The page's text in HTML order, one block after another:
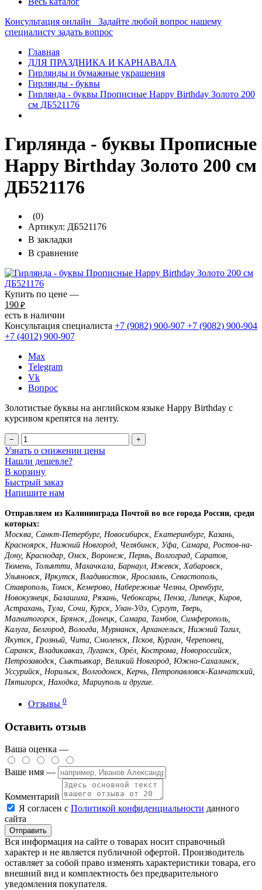
Консультация онлайн
Задайте любой вопрос нашему
специалисту задать вопрос
Главная
ДЛЯ ПРАЗДНИКА И КАРНАВАЛА
Гирлянды и бумажные украшения
Гирлянды - буквы
Гирлянда - буквы Прописные Happy Birthday Золото 200
см ДБ521176
Гирлянда - буквы Прописные
Happy Birthday Золото 200 см
ДБ521176
(0)
Артикул: ДБ521176
В закладки
В сравнение
Купить по цене —
190 ₽
есть в наличии
Консультация специалиста +7 (9082) 900-907 +7 (9082) 900-904
+7 (4012) 900-907
Max
Telegram
Vk
Вопрос
Золотистые буквы на английском языке Happy Birthday с
курсивом крепятся на ленту.
− +
Узнать о снижении цены
Нашли дешевле?
В корзину
Быстрый заказ
Напишите нам
Отправляем из Калининграда Почтой во все города России, среди
которых:
Москва, Санкт-Петербург, Новосибирск, Екатеринбург, Казань,
Красноярск, Нижний Новгород, Челябинск, Уфа, Самара, Ростов-на-
Дону, Краснодар, Омск, Воронеж, Пермь, Волгоград, Саратов,
Тюмень, Тольятти, Махачкала, Барнаул, Ижевск, Хабаровск,
Ульяновск, Иркутск, Владивосток, Ярославль, Севастополь,
Ставрополь, Томск, Кемерово, Набережные Челны, Оренбург,
Новокузнецк, Балашиха, Рязань, Чебоксары, Пенза, Липецк, Киров,
Астрахань, Тула, Сочи, Курск, Улан-Удэ, Сургут, Тверь,
Магнитогорск, Брянск, Донецк, Самара, Тамбов, Симферополь,
Калуга, Белгород, Вологда, Мурманск, Архангельск, Нижний Тагил,
Якутск, Грозный, Чита, Смоленск, Псков, Курган, Череповец,
Саранск, Владикавказ, Луганск, Орёл, Кострома, Новороссийск,
Петрозаводск, Сыктывкар, Великий Новгород, Южно-Сахалинск,
Уссурийск, Норильск, Волгодонск, Керчь, Петропавловск-Камчатский,
Пятигорск, Находка, Мариуполь и другие.
Отзывы 0
Оставить отзыв
Ваша оценка —
Ваше имя —
Комментарий
Я согласен с Политикой конфиденциальности данного
сайта
Вся информация на сайте о товарах носит справочный
характер и не является публичной офертой. Производитель
оставляет за собой право изменять характеристики товара, его
внешний вид и комплектность без предварительного
уведомления покупателя.